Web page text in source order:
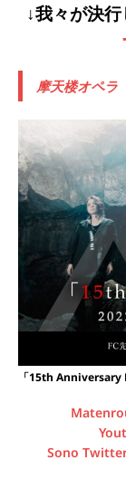
↓我々が決行
摩天楼オペラ
「15th Anniversary
Sono